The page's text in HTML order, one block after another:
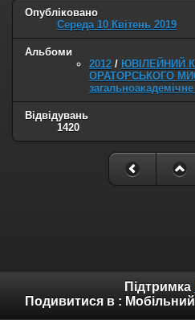
Опубліковано
Середа 10 Квітень 2019
Альбоми
2012 / ЮВІЛЕЙНИЙ
ОРАТОРСЬКОГО
Відвідувань
1420
Підтримка
Подивитися в :